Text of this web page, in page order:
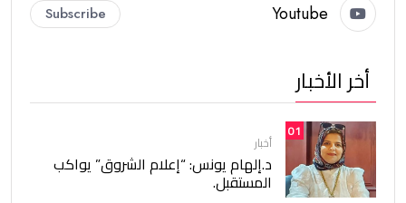
Youtube
Subscribe
أخر الأخبار
01
أخبار
د.إلهام يونس: “إعلام الشروق” يواكب
المستقبل.